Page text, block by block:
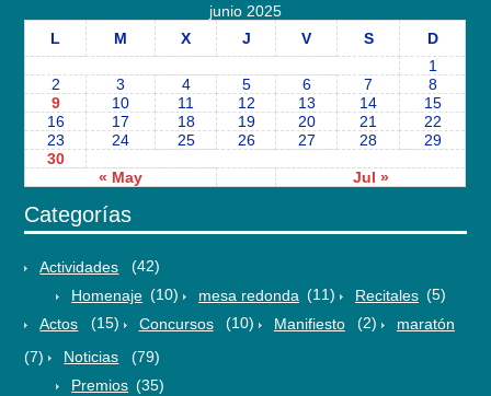
junio 2025
L
M X J V S D
« May Jul »
1
2
3 4 5 6 7
8
9
10 11 12 13 14
15
16
17 18 19 20 21
22
23
24 25 26 27 28
29
30
Categorías
Actividades
(42)
Homenaje (10) mesa redonda (11) Recitales (5)
Actos
(15) Concursos (10) Manifiesto (2)
maratón
(7)
Noticias
(79)
Premios (35)